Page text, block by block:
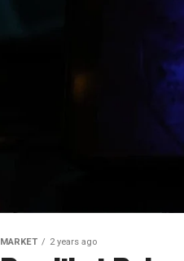
MARKET 2 years ago